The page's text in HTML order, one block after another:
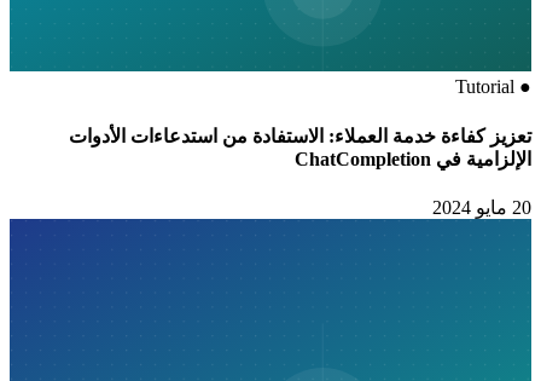
●
Tutorial
تعزيز كفاءة خدمة العملاء: الاستفادة من استدعاءات الأدوات
الإلزامية في ChatCompletion
20 مايو 2024